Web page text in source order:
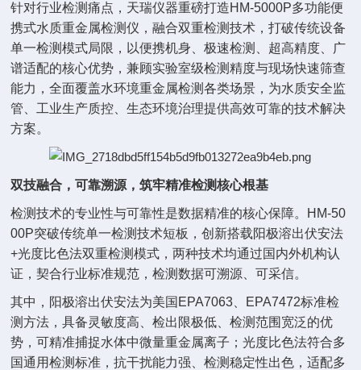
针对行业检测痛点，天瑞仪器重磅打造HM-5000P多功能便
携式水质重金属检测仪，融合双重检测技术，打破传统设备
单一检测模式局限，以便携机身、极速检测、超高精度、广
谱适配的核心优势，兼顾实验室级检测精度与现场快速筛查
能力，全面覆盖水环境重金属检测各类场景，为水质安全监
管、工业生产质控、生态环境治理提供高效可靠的技术解决
方案。
双技融合，可靠溯源，筑牢精准检测核心根基
检测技术的专业性与可靠性是数据精准的核心保障。HM-50
00P突破传统单一检测技术短板，创新搭载阳极溶出伏安法
+光度比色法双重检测模式，两种技术均通过国内外机构认
证，契合行业标准规范，检测数据可溯源、可采信。
其中，阳极溶出伏安法为美国EPA7063、EPA7472标准检
测方法，具备灵敏度高、检出限极低、检测范围宽泛的优
势，可精准捕捉水体中微量重金属离子；光度比色法符合多
国通用检测标准，抗干扰能力强、检测稳定性出色，适配多